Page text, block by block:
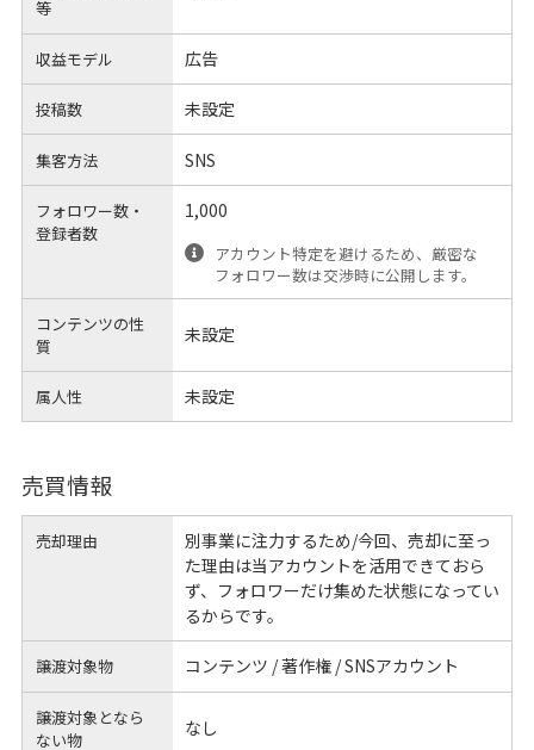
等
収益モデル 広告
投稿数 未設定
集客方法 SNS
フォロワー数・
登録者数
1,000
アカウント特定を避けるため、厳密な
フォロワー数は交渉時に公開します。
コンテンツの性
質
未設定
属人性 未設定
売買情報
売却理由
別事業に注力するため/今回、売却に至っ
た理由は当アカウントを活用できておら
ず、フォロワーだけ集めた状態になってい
るからです。
譲渡対象物 コンテンツ / 著作権 / SNSアカウント
譲渡対象となら
ない物
なし